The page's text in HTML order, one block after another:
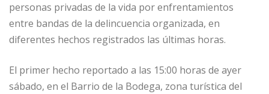
personas privadas de la vida por enfrentamientos
entre bandas de la delincuencia organizada, en
diferentes hechos registrados las últimas horas.
El primer hecho reportado a las 15:00 horas de ayer
sábado, en el Barrio de la Bodega, zona turística del